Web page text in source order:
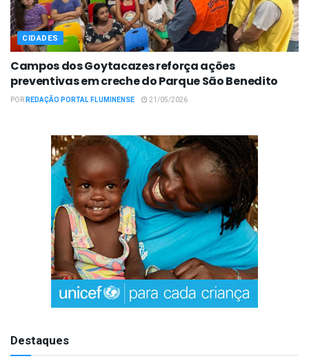
CIDADES
Campos dos Goytacazes reforça ações
preventivas em creche do Parque São Benedito
PORREDAÇÃO PORTAL FLUMINENSE 21/05/2026
Destaques